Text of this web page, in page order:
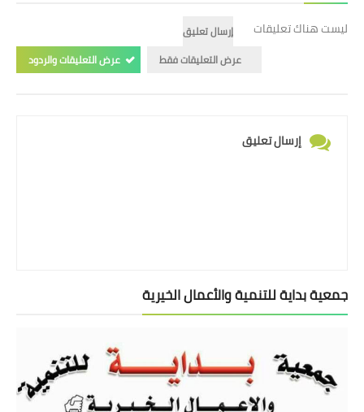
ليست هناك تعليقات
إرسال تعليق
عرض التعليقات فقط
عرض التعليقات والردود
إرسال تعليق
جمعية بداية للتنمية والأعمال الخيرية